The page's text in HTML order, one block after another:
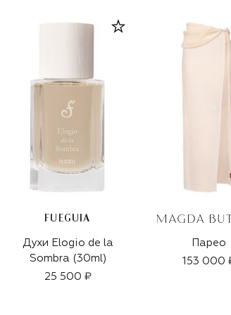
FUEGUIA
Духи Elogio de la
Sombra (30ml)
25 500 ₽
Парео
153 000